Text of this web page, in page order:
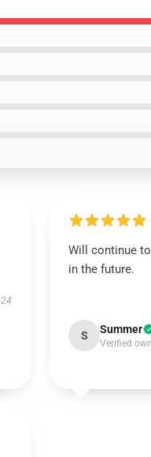
Will continue
in the future.
S Summer
Verified